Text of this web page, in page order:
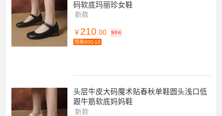
码软底玛丽珍女鞋
新款
￥ 210 .00 到手价
领券200-10
头层牛皮大码魔术贴春秋单鞋圆头浅口低
跟牛筋软底妈妈鞋
新款